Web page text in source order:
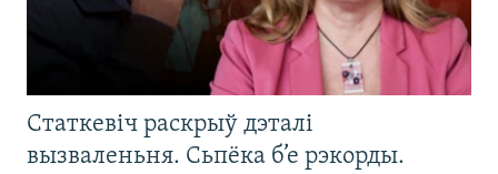
Статкевіч раскрыў дэталі
вызваленьня. Сьпёка б’е рэкорды.